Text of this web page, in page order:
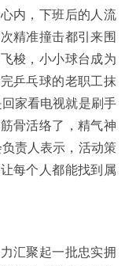
内，下班后的人流
精准撞击都引来围
梭，小小球台成为
乒乓球的老职工抹
家看电视就是刷手
骨活络了，精气神
责人表示，活动策
每个人都能找到属
汇聚起一批忠实拥